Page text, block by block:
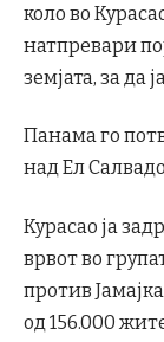
коло во
натпревари
земјата, за да
Панама го
над Ел
Курасао ја
врвот во
против
од 156.000